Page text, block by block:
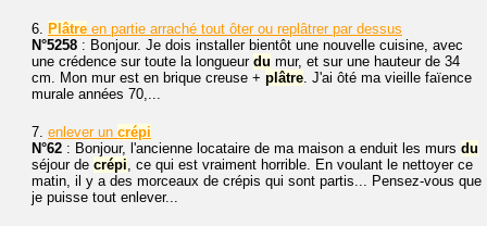
6. Plâtre en partie arraché tout ôter ou replâtrer par dessus
N°5258 : Bonjour. Je dois installer bientôt une nouvelle cuisine, avec
une crédence sur toute la longueur du mur, et sur une hauteur de 34
cm. Mon mur est en brique creuse + plâtre. J'ai ôté ma vieille faïence
murale années 70,...
7. enlever un crépi
N°62 : Bonjour, l'ancienne locataire de ma maison a enduit les murs du
séjour de crépi, ce qui est vraiment horrible. En voulant le nettoyer ce
matin, il y a des morceaux de crépis qui sont partis... Pensez-vous que
je puisse tout enlever...